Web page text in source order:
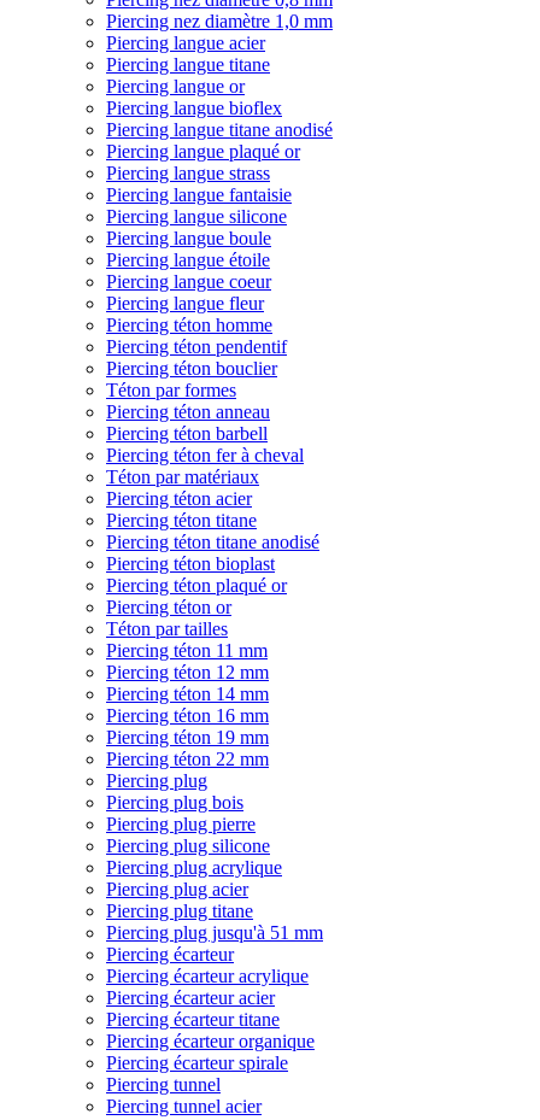
Piercing nez diamètre 1,0 mm
Piercing langue acier
Piercing langue titane
Piercing langue or
Piercing langue bioflex
Piercing langue titane anodisé
Piercing langue plaqué or
Piercing langue strass
Piercing langue fantaisie
Piercing langue silicone
Piercing langue boule
Piercing langue étoile
Piercing langue coeur
Piercing langue fleur
Piercing téton homme
Piercing téton pendentif
Piercing téton bouclier
Téton par formes
Piercing téton anneau
Piercing téton barbell
Piercing téton fer à cheval
Téton par matériaux
Piercing téton acier
Piercing téton titane
Piercing téton titane anodisé
Piercing téton bioplast
Piercing téton plaqué or
Piercing téton or
Téton par tailles
Piercing téton 11 mm
Piercing téton 12 mm
Piercing téton 14 mm
Piercing téton 16 mm
Piercing téton 19 mm
Piercing téton 22 mm
Piercing plug
Piercing plug bois
Piercing plug pierre
Piercing plug silicone
Piercing plug acrylique
Piercing plug acier
Piercing plug titane
Piercing plug jusqu'à 51 mm
Piercing écarteur
Piercing écarteur acrylique
Piercing écarteur acier
Piercing écarteur titane
Piercing écarteur organique
Piercing écarteur spirale
Piercing tunnel
Piercing tunnel acier